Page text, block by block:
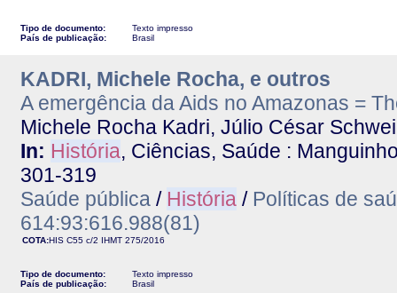
Tipo de documento:
Texto impresso
País de publicação:
Brasil
KADRI, Michele Rocha, e outros
A emergência da Aids no Amazonas =
Michele Rocha Kadri, Júlio César
In: História, Ciências, Saúde :
301-319
Saúde pública / História / Políticas de
614:93:616.988(81)
COTA:HIS C55 c/2 IHMT 275/2016
Tipo de documento:
Texto impresso
País de publicação:
Brasil